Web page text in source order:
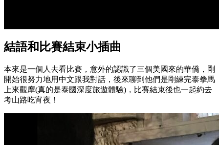
結語和比賽結束小插曲
本來是一個人去看比賽，意外的認識了三個美國來的華僑，剛
開始很努力地用中文跟我對話，後來聊到他們是剛練完泰拳馬
上來觀摩(真的是泰國深度旅遊體驗)，比賽結束後也一起約去
考山路吃宵夜！